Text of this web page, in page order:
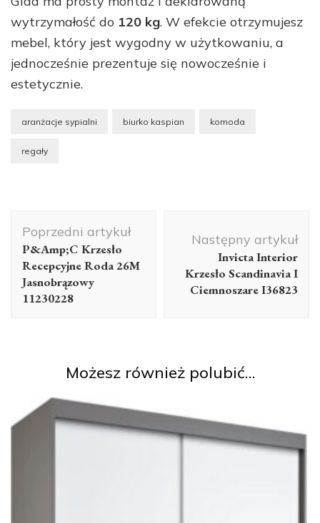
wytrzymałość do 120 kg. W efekcie otrzymujesz
mebel, który jest wygodny w użytkowaniu, a
jednocześnie prezentuje się nowocześnie i
estetycznie.
aranżacje sypialni biurko kaspian komoda
regały
wpisu
Poprzedni artykuł
P&Amp;C Krzesło
Recepcyjne Roda 26M
Jasnobrązowy
11230228
Następny artykuł
Invicta Interior
Krzesło Scandinavia I
Ciemnoszare I36823
Możesz również polubić…